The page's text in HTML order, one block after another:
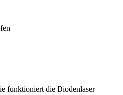
funktioniert die Diodenlaser